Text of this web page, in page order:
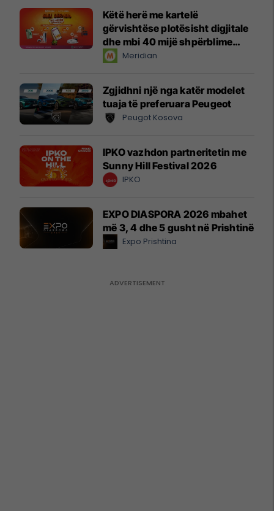
Këtë herë me kartelë
gërvishtëse plotësisht digjitale
dhe mbi 40 mijë shpërblime
instant!Meridian
Zgjidhni një nga katër modelet
tuaja të preferuara Peugeot
Peugot Kosova
IPKO vazhdon partneritetin me
Sunny Hill Festival 2026
IPKO
EXPO DIASPORA 2026 mbahet
më 3, 4 dhe 5 gusht në Prishtinë
Expo Prishtina